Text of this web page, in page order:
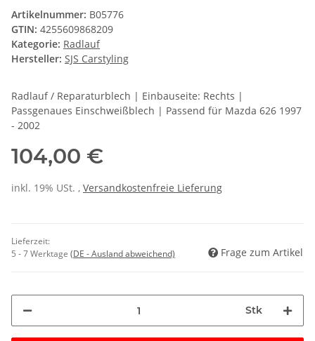
Artikelnummer: B05776
GTIN: 4255609868209
Kategorie: Radlauf
Hersteller: SJS Carstyling
Radlauf / Reparaturblech | Einbauseite: Rechts |
Passgenaues Einschweißblech | Passend für Mazda 626 1997
- 2002
104,00 €
inkl. 19% USt. , Versandkostenfreie Lieferung
Lieferzeit:
5 - 7 Werktage (DE - Ausland abweichend) Frage zum Artikel
Stk